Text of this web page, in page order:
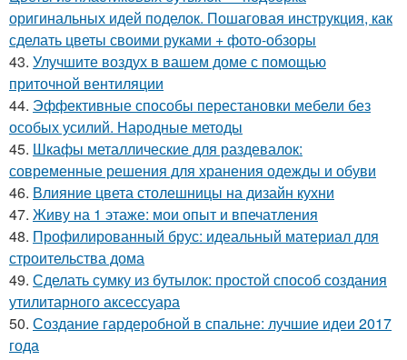
оригинальных идей поделок. Пошаговая инструкция, как
сделать цветы своими руками + фото-обзоры
43. Улучшите воздух в вашем доме с помощью
приточной вентиляции
44. Эффективные способы перестановки мебели без
особых усилий. Народные методы
45. Шкафы металлические для раздевалок:
современные решения для хранения одежды и обуви
46. Влияние цвета столешницы на дизайн кухни
47. Живу на 1 этаже: мои опыт и впечатления
48. Профилированный брус: идеальный материал для
строительства дома
49. Сделать сумку из бутылок: простой способ создания
утилитарного аксессуара
50. Создание гардеробной в спальне: лучшие идеи 2017
года